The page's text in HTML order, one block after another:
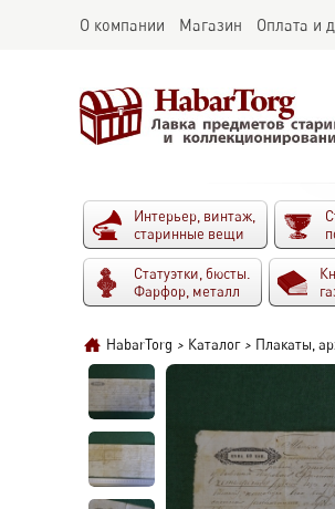
О компании Магазин Оплата и
Интерьер, винтаж,
старинные вещи
Статуэтки, бюсты.
Фарфор, металл
HabarTorg > Каталог > Плакаты,